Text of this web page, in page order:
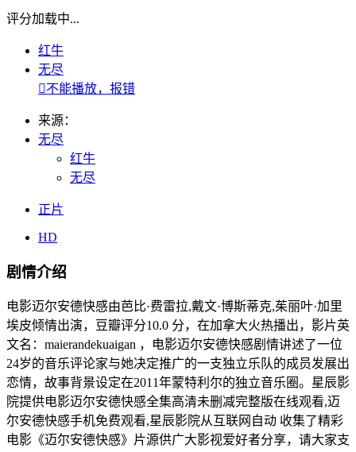
评分加载中...
红牛
无尽
不能播放，报错
来源：
无尽
红牛
无尽
正片
HD
剧情介绍
电影迈尔安德快感由芭比·费雷拉,戴文·博斯蒂克,茱丽叶·加里
埃皮倾情出演，豆瓣评分10.0 分，在加拿大火热播出，影片英
文名：maierandekuaigan ，电影迈尔安德快感剧情讲述了一位
24岁的音乐评论家与她决定推广的一支独立乐队的成员发展出
恋情，故事背景设定在2011年蒙特利尔的独立音乐圈。星辰影
院提供电影迈尔安德快感全集高清未删减完整版在线观看,迈
尔安德快感手机免费观看,星辰影院从互联网自动 收集了精彩
电影《迈尔安德快感》片源供广大影视爱好者分享，请大家支